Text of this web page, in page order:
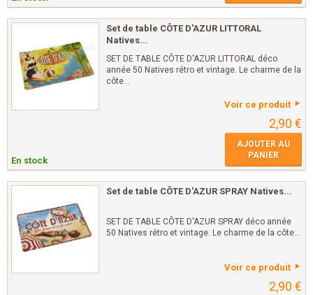
Set de table CÔTE D'AZUR LITTORAL
Natives...
SET DE TABLE CÔTE D'AZUR LITTORAL déco
année 50 Natives rétro et vintage. Le charme de la
côte...
Voir ce produit
2,90 €
En stock
AJOUTER AU
PANIER
Set de table CÔTE D'AZUR SPRAY Natives...
SET DE TABLE CÔTE D'AZUR SPRAY déco année
50 Natives rétro et vintage. Le charme de la côte...
Voir ce produit
2,90 €